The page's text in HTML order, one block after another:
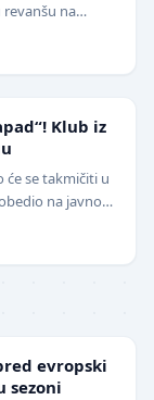
revanšu na
Klub iz
će se takmičiti u
na javnom
evropski
sezoni